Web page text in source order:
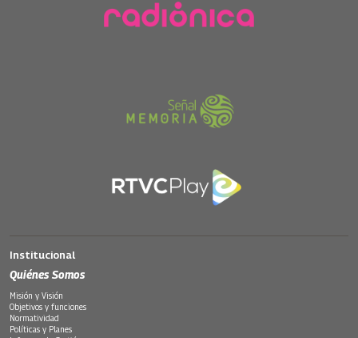
Institucional
Quiénes Somos
Misión y Visión
Objetivos y funciones
Normatividad
Políticas y Planes